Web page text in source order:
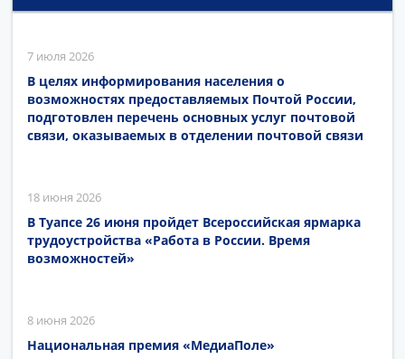
7 июля 2026
В целях информирования населения о
возможностях предоставляемых Почтой России,
подготовлен перечень основных услуг почтовой
связи, оказываемых в отделении почтовой связи
18 июня 2026
В Туапсе 26 июня пройдет Всероссийская ярмарка
трудоустройства «Работа в России. Время
возможностей»
8 июня 2026
Национальная премия «МедиаПоле»